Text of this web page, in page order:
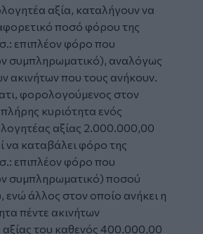
αξία, καταλήγουν να
ποσό φόρου της
επιπλέον φόρο που
συμπληρωματικό), αναλόγως
ακινήτων που τους ανήκουν.
φορολογούµενος στον
κυριότητα ενός
αξίας 2.000.000,00
να καταβάλει φόρο της
επιπλέον φόρο που
συμπληρωματικό) ποσού
ενώ άλλος στον οποίο ανήκει η
πέντε ακινήτων
του καθενός 400.000,00